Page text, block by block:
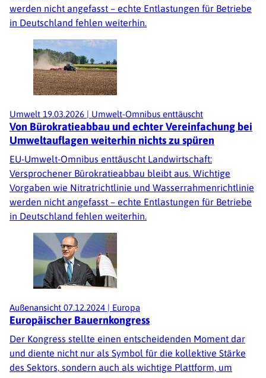
werden nicht angefasst – echte Entlastungen für Betriebe
in Deutschland fehlen weiterhin.
Umwelt 19.03.2026 | Umwelt-Omnibus enttäuscht
Von Bürokratieabbau und echter Vereinfachung bei
Umweltauflagen weiterhin nichts zu spüren
EU-Umwelt-Omnibus enttäuscht Landwirtschaft:
Versprochener Bürokratieabbau bleibt aus. Wichtige
Vorgaben wie Nitratrichtlinie und Wasserrahmenrichtlinie
werden nicht angefasst – echte Entlastungen für Betriebe
in Deutschland fehlen weiterhin.
Außenansicht 07.12.2024 | Europa
Europäischer Bauernkongress
Der Kongress stellte einen entscheidenden Moment dar
und diente nicht nur als Symbol für die kollektive Stärke
des Sektors, sondern auch als wichtige Plattform, um